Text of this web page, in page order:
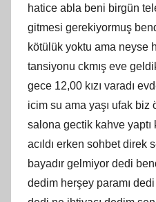
hatice abla beni birgün
gitmesi gerekiyormuş
kötülük yoktu ama neyse
tansiyonu ckmış eve
gece 12,00 kızı varadı
icim su ama yaşı ufak
salona gectik kahve
acıldı erken sohbet direk
bayadır gelmiyor dedi
dedim herşey paramı